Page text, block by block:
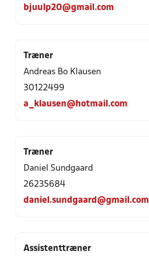
bjuulp20@gmail.com
Træner
Andreas Bo Klausen
30122499
a_klausen@hotmail.com
Træner
Daniel Sundgaard
26235684
daniel.sundgaard@gmail.com
Assistenttræner